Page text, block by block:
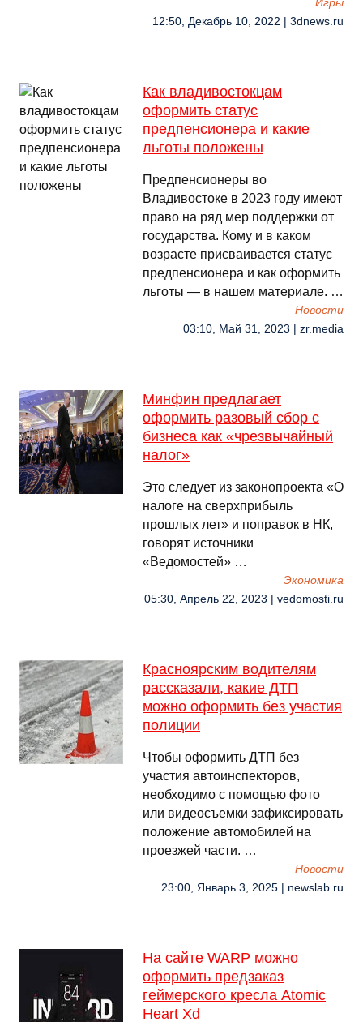
Игры
12:50, Декабрь 10, 2022 | 3dnews.ru
Как владивостокцам
оформить статус
предпенсионера и какие
льготы положены
Предпенсионеры во
Владивостоке в 2023 году имеют
право на ряд мер поддержки от
государства. Кому и в каком
возрасте присваивается статус
предпенсионера и как оформить
льготы — в нашем материале. …
Новости
03:10, Май 31, 2023 | zr.media
Минфин предлагает
оформить разовый сбор с
бизнеса как «чрезвычайный
налог»
Это следует из законопроекта «О
налоге на сверхприбыль
прошлых лет» и поправок в НК,
говорят источники
«Ведомостей» …
Экономика
05:30, Апрель 22, 2023 | vedomosti.ru
Красноярским водителям
рассказали, какие ДТП
можно оформить без участия
полиции
Чтобы оформить ДТП без
участия автоинспекторов,
необходимо с помощью фото
или видеосъемки зафиксировать
положение автомобилей на
проезжей части. …
Новости
23:00, Январь 3, 2025 | newslab.ru
На сайте WARP можно
оформить предзаказ
геймерского кресла Atomic
Heart Xd